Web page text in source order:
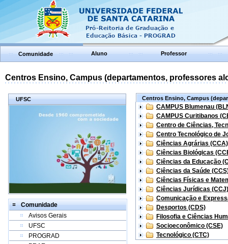
Comunidade Aluno Professor
Centros Ensino, Campus (departamentos, professores
UFSC
Comunidade
Avisos Gerais
UFSC
PROGRAD
Centros Ensino, Campus
CAMPUS Blumenau
CAMPUS Curitibanos
Centro de Ciências,
Centro Tecnológico de
Ciências Agrárias (CCA)
Ciências Biológicas
Ciências da Educação
Ciências da Saúde
Ciências Físicas e
Ciências Jurídicas (CCJ)
Comunicação e
Desportos (CDS)
Filosofia e Ciências
Socioeconômico (CSE)
Tecnológico (CTC)